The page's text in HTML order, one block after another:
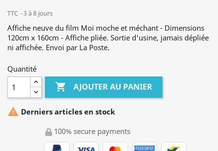
TTC 3 à 8 jours
Affiche neuve du film Moi moche et méchant - Dimensions
120cm x 160cm - Affiche pliée. Sortie d'usine, jamais dépliée
ni affichée. Envoi par La Poste.
Quantité
 AJOUTER AU PANIER
 Derniers articles en stock
100% secure payments